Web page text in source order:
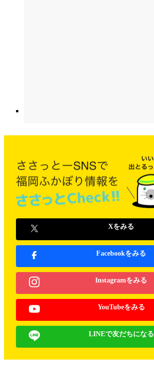
Xをみる
Facebookをみる
Instagramをみる
YouTubeをみる
LINEで友だちになる